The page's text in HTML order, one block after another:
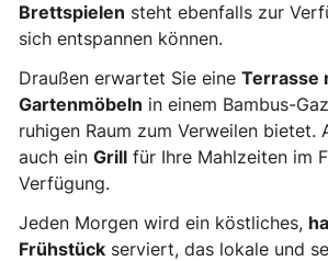
Brettspielen steht ebenfalls zur
sich entspannen können.
Draußen erwartet Sie eineTerrasse
Gartenmöbeln in einem Bambus-
ruhigen Raum zum Verweilen bietet.
auch einGrill für Ihre Mahlzeiten im
Verfügung.
Jeden Morgen wird ein köstliches,
Frühstück serviert, das lokale und